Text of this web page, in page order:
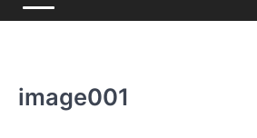
image001